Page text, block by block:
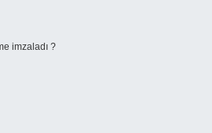
imzaladı ?